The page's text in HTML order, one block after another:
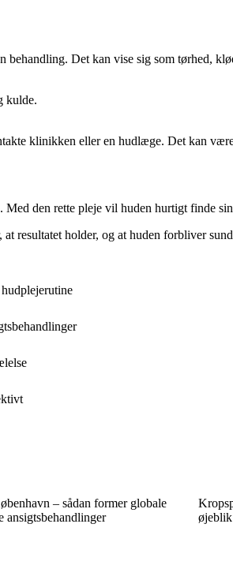
Det kan vise sig som tørhed,
kulde.
klinikken eller en hudlæge. Det kan
den rette pleje vil huden hurtigt finde
resultatet holder, og at huden forbliver
– sådan former globale
ansigtsbehandlinger